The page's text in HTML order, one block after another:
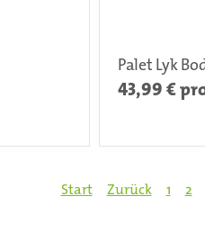
Palet Lyk
43,99 €
Start Zurück 1 2